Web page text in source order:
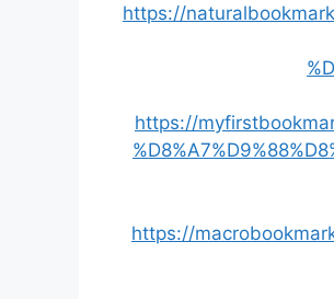
https://
https://
https://